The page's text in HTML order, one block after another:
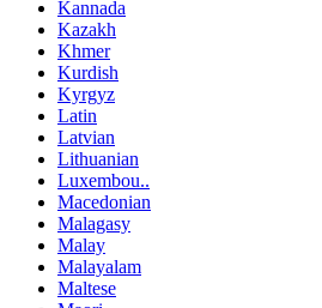
Kannada
Kazakh
Khmer
Kurdish
Kyrgyz
Latin
Latvian
Lithuanian
Luxembou..
Macedonian
Malagasy
Malay
Malayalam
Maltese